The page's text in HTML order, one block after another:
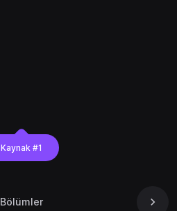
Kaynak #1
Bölümler